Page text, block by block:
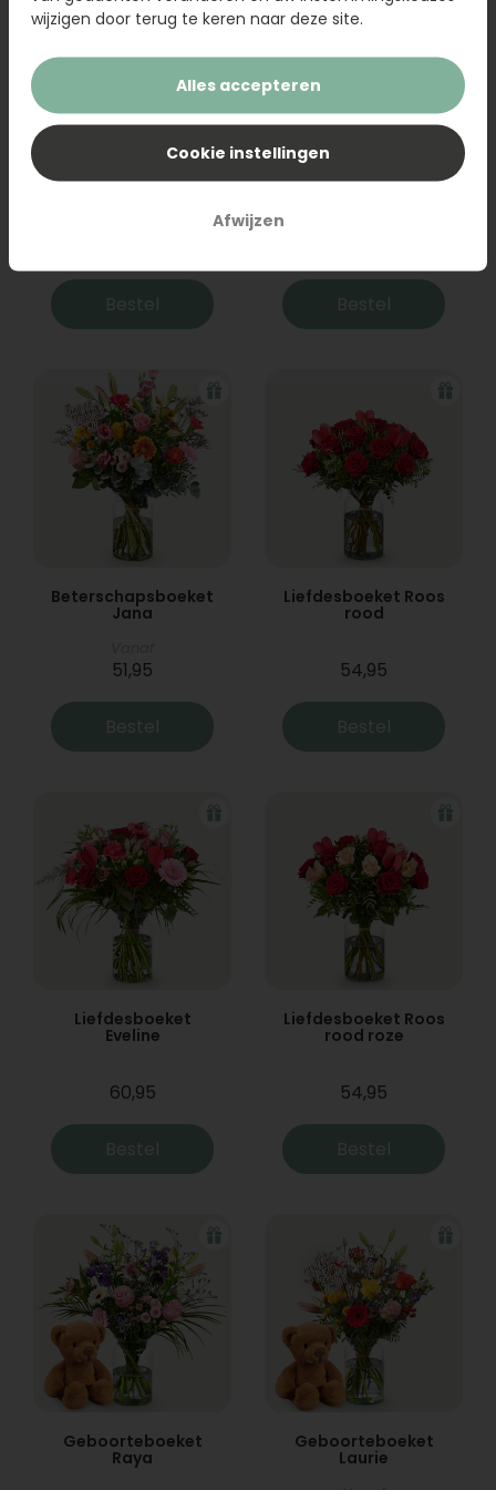
Beterschapsboeket
Bestel
Beterschapsboeket
Bestel
Beterschapsboeket
Jana
51,95
Bestel
Liefdesboeket Roos
rood
54,95
Bestel
Liefdesboeket
Eveline
60,95
Bestel
Liefdesboeket Roos
rood roze
54,95
Bestel
Geboorteboeket
Raya
Geboorteboeket
Laurie
wijzigen door terug te keren naar deze site.
Alles accepteren
Cookie instellingen
Afwijzen